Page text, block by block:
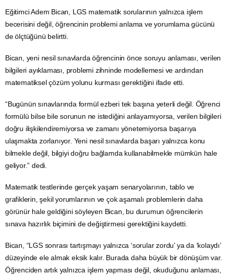
Eğitimci Adem Bican, LGS matematik sorularının yalnızca işlem
becerisini değil, öğrencinin problemi anlama ve yorumlama gücünü
de ölçtüğünü belirtti.
Bican, yeni nesil sınavlarda öğrencinin önce soruyu anlaması, verilen
bilgileri ayıklaması, problemi zihninde modellemesi ve ardından
matematiksel çözüm yolunu kurması gerektiğini ifade etti.
“Bugünün sınavlarında formül ezberi tek başına yeterli değil. Öğrenci
formülü bilse bile sorunun ne istediğini anlayamıyorsa, verilen bilgileri
doğru ilişkilendiremiyorsa ve zamanı yönetemiyorsa başarıya
ulaşmakta zorlanıyor. Yeni nesil sınavlarda başarı yalnızca konu
bilmekle değil, bilgiyi doğru bağlamda kullanabilmekle mümkün hale
geliyor.” dedi.
Matematik testlerinde gerçek yaşam senaryolarının, tablo ve
grafiklerin, şekil yorumlarının ve çok aşamalı problemlerin daha
görünür hale geldiğini söyleyen Bican, bu durumun öğrencilerin
sınava hazırlık biçimini de değiştirmesi gerektiğini kaydetti.
Bican, “LGS sonrası tartışmayı yalnızca ‘sorular zordu’ ya da ‘kolaydı’
düzeyinde ele almak eksik kalır. Burada daha büyük bir dönüşüm var.
Öğrenciden artık yalnızca işlem yapması değil, okuduğunu anlaması,